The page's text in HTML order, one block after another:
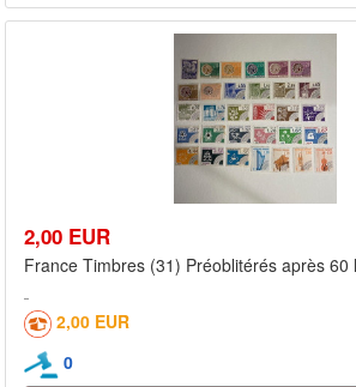
2,00 EUR
France Timbres (31) Préoblitérés après 60
2,00 EUR
0